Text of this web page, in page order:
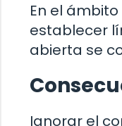
En el
establecer
abierta se
Ignorar el